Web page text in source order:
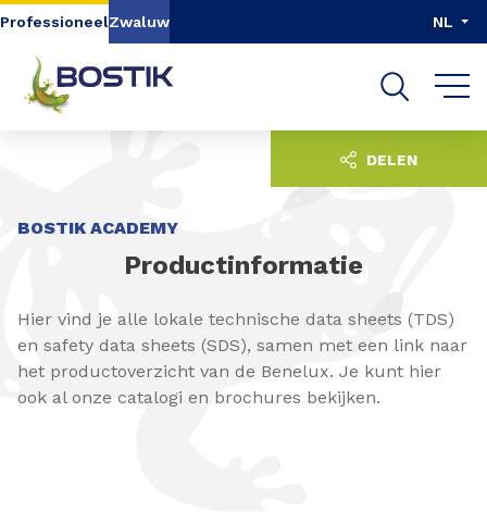
Go to content Go to navigation
ProfessioneelZwaluw NL
BOSTIK ACADEMY
Productinformatie
Hier vind je alle lokale technische data sheets (TDS)
en safety data sheets (SDS), samen met een link naar
het productoverzicht van de Benelux. Je kunt hier
ook al onze catalogi en brochures bekijken.
DELEN